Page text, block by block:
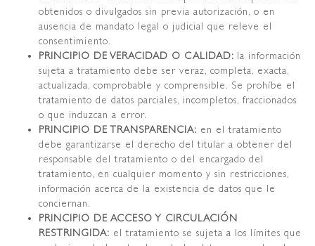
obtenidos o divulgados sin previa autorización, o en
ausencia de mandato legal o judicial que releve el
consentimiento.
PRINCIPIO DE VERACIDAD O CALIDAD: la información
sujeta a tratamiento debe ser veraz, completa, exacta,
actualizada, comprobable y comprensible. Se prohíbe el
tratamiento de datos parciales, incompletos, fraccionados
o que induzcan a error.
PRINCIPIO DE TRANSPARENCIA: en el tratamiento
debe garantizarse el derecho del titular a obtener del
responsable del tratamiento o del encargado del
tratamiento, en cualquier momento y sin restricciones,
información acerca de la existencia de datos que le
conciernan.
PRINCIPIO DE ACCESO Y CIRCULACIÓN
RESTRINGIDA: el tratamiento se sujeta a los límites que